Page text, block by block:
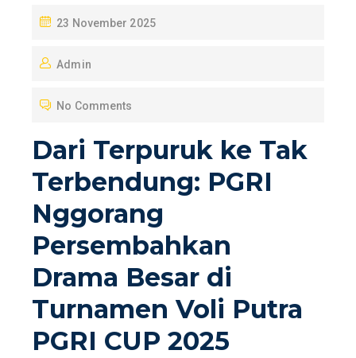
P
S
E
O
N
23 November 2025
Admin
No Comments
Dari Terpuruk ke Tak
Terbendung: PGRI
Nggorang
Persembahkan
Drama Besar di
Turnamen Voli Putra
PGRI CUP 2025